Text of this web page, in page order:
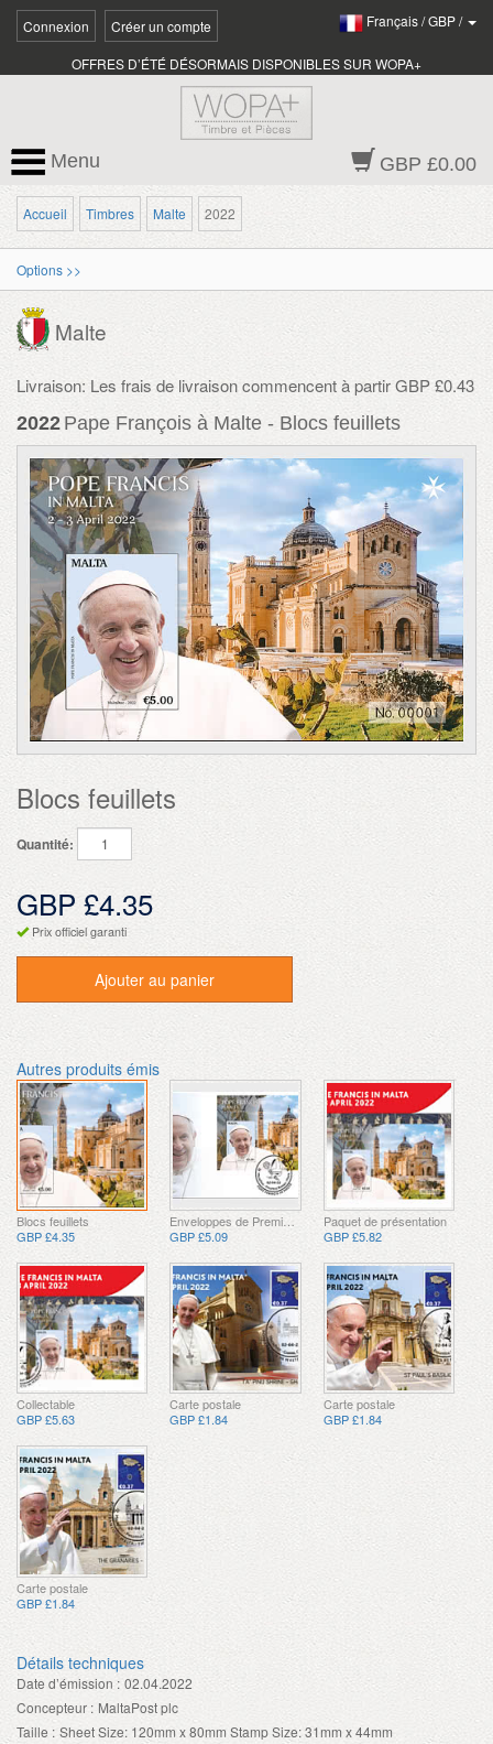
Connexion Créer un compte Français/GBP/
OFFRES D’ÉTÉ DÉSORMAIS DISPONIBLES SUR WOPA+
GBP £0.00
Menu
Accueil Timbres Malte 2022
Options >>
Malte
Livraison: Les frais de livraison commencent à partir GBP £0.43
2022 Pape François à Malte - Blocs feuillets
Blocs feuillets
Quantité:
GBP £4.35
Prix officiel garanti
Ajouter au panier
Autres produits émis
Blocs feuillets
GBP £4.35
Enveloppes de Premier Jour
GBP £5.09
Paquet de présentation
GBP £5.82
Collectable
GBP £5.63
Carte postale
GBP £1.84
Carte postale
GBP £1.84
Carte postale
GBP £1.84
Détails techniques
Date d’émission : 02.04.2022
Concepteur : MaltaPost plc
Taille : Sheet Size: 120mm x 80mm Stamp Size: 31mm x 44mm